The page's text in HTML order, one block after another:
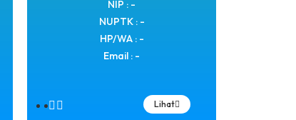
NIP : -
NUPTK : -
HP/WA : -
Email : -
Lihat